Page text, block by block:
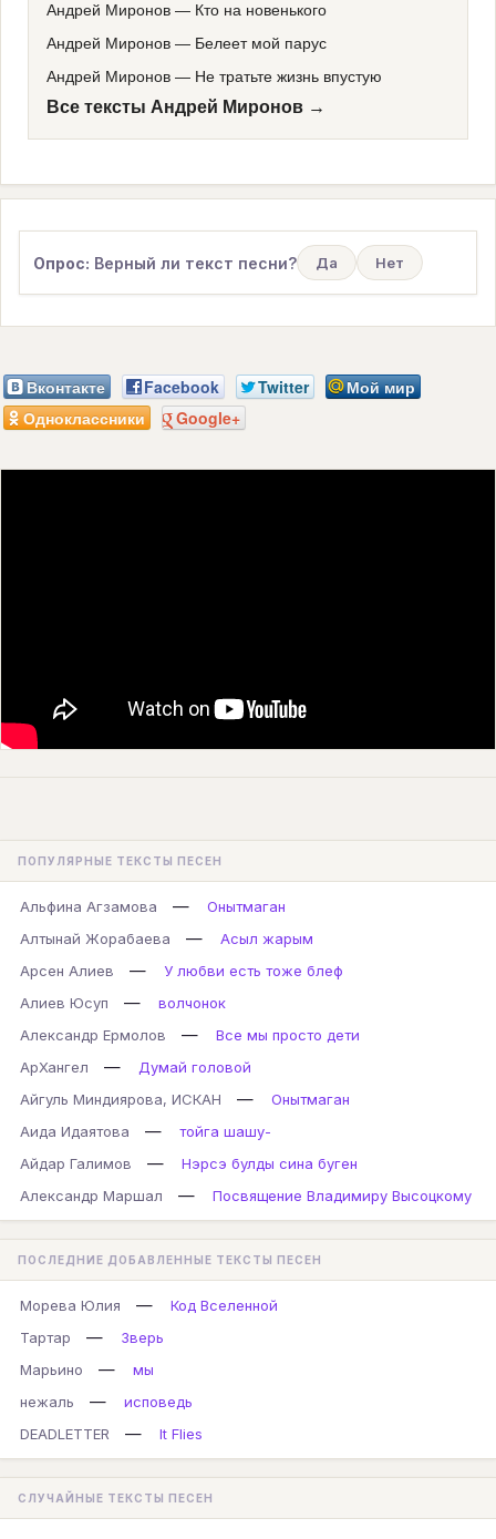
Андрей Миронов — Кто на новенького
Андрей Миронов — Белеет мой парус
Андрей Миронов — Не тратьте жизнь впустую
Все тексты Андрей Миронов →
Опрос: Верный ли текст песни? Да Нет
Вконтакте Facebook Twitter
Мой мир
Одноклассники
Google+
ПОПУЛЯРНЫЕ ТЕКСТЫ ПЕСЕН
Альфина Агзамова —
Онытмаган
Алтынай Жорабаева
—
Асыл жарым
Арсен Алиев
—
У любви есть тоже блеф
Алиев Юсуп
—
волчонок
Александр Ермолов
—
Все мы просто дети
АрХангел
—
Думай головой
Айгуль Миндиярова, ИСКАН
—
Онытмаган
Аида Идаятова
—
тойга шашу-
Айдар Галимов
—
Нэрсэ булды сина буген
Александр Маршал
— Посвящение Владимиру Высоцкому
ПОСЛЕДНИЕ ДОБАВЛЕННЫЕ ТЕКСТЫ ПЕСЕН
Морева Юлия —
Код Вселенной
Тартар
—
Зверь
Марьино
—
мы
нежаль
—
исповедь
DEADLETTER
— It Flies
СЛУЧАЙНЫЕ ТЕКСТЫ ПЕСЕН